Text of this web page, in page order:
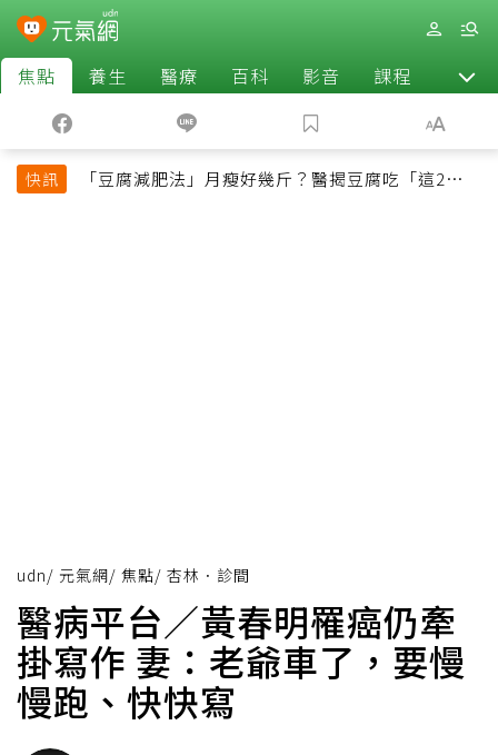
焦點 養生 醫療 百科 影音 課程 退休
快訊
「豆腐減肥法」月瘦好幾斤？醫揭豆腐吃「這2種最
udn/ 元氣網/ 焦點/ 杏林．診間
醫病平台／黃春明罹癌仍牽
掛寫作 妻：老爺車了，要慢
慢跑、快快寫